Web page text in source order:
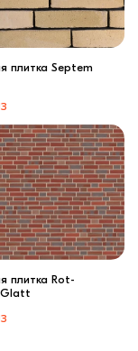
плитка Septem
плитка Rot-
Glatt